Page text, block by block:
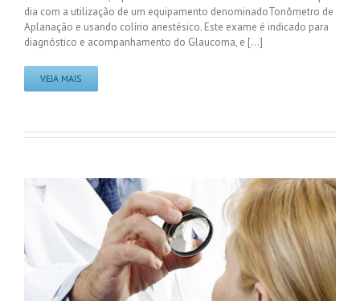
dia com a utilização de um equipamento denominadoTonômetro de
Aplanação e usando colírio anestésico. Este exame é indicado para
diagnóstico e acompanhamento do Glaucoma, e [...]
VEJA MAIS